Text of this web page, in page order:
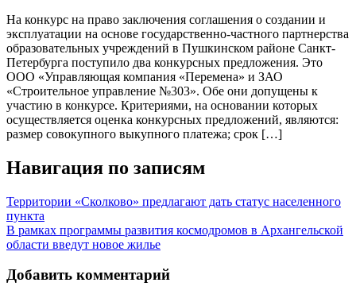
На конкурс на право заключения соглашения о создании и
эксплуатации на основе государственно-частного партнерства
образовательных учреждений в Пушкинском районе Санкт-
Петербурга поступило два конкурсных предложения. Это
ООО «Управляющая компания «Перемена» и ЗАО
«Строительное управление №303». Обе они допущены к
участию в конкурсе. Критериями, на основании которых
осуществляется оценка конкурсных предложений, являются:
размер совокупного выкупного платежа; срок […]
Навигация по записям
Территории «Сколково» предлагают дать статус населенного
пункта
В рамках программы развития космодромов в Архангельской
области введут новое жилье
Добавить комментарий